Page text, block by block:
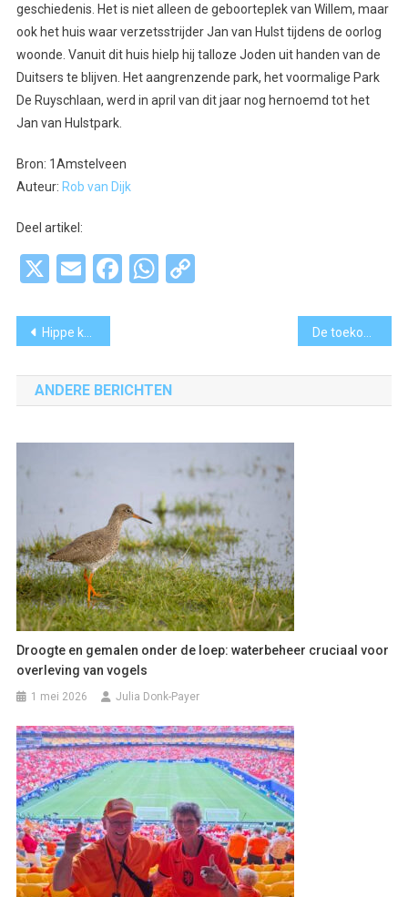
geschiedenis. Het is niet alleen de geboorteplek van Willem, maar
ook het huis waar verzetsstrijder Jan van Hulst tijdens de oorlog
woonde. Vanuit dit huis hielp hij talloze Joden uit handen van de
Duitsers te blijven. Het aangrenzende park, het voormalige Park
De Ruyschlaan, werd in april van dit jaar nog hernoemd tot het
Jan van Hulstpark.
Bron: 1Amstelveen
Auteur: Rob van Dijk
Deel artikel:
X EmailFacebook
WhatsApp
Copy
Bericht
navigatie
Hippe koffiespot in kleinste pandje van het dorp
ANDERE BERICHTEN
Droogte en gemalen onder de loep: waterbeheer cruciaal voor
overleving van vogels
1 mei 2026 Julia Donk-Payer